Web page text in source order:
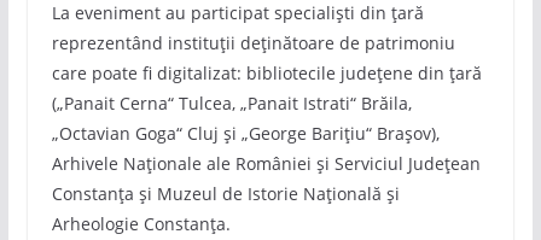
La eveniment au participat specialiști din țară
reprezentând instituții deținătoare de patrimoniu
care poate fi digitalizat: bibliotecile județene din țară
(„Panait Cerna“ Tulcea, „Panait Istrati“ Brăila,
„Octavian Goga“ Cluj și „George Barițiu“ Brașov),
Arhivele Naționale ale României și Serviciul Județean
Constanța și Muzeul de Istorie Națională și
Arheologie Constanța.